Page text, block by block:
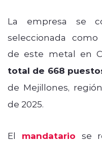
La empresa se
seleccionada
de este metal en
total de 668
de Mejillones,
de 2025.
El mandatario se